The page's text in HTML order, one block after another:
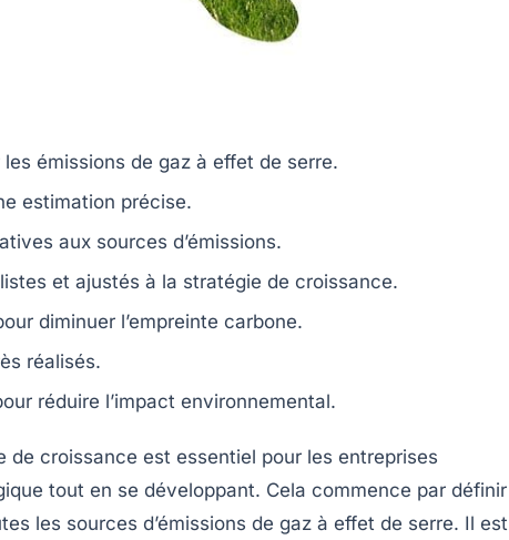
les émissions de gaz à effet de serre.
estimation précise.
aux sources d’émissions.
et ajustés à la stratégie de croissance.
diminuer l’empreinte carbone.
réalisés.
réduire l’impact environnemental.
de croissance est essentiel pour les entreprises
tout en se développant. Cela commence par définir
les sources d’émissions de gaz à effet de serre. Il est